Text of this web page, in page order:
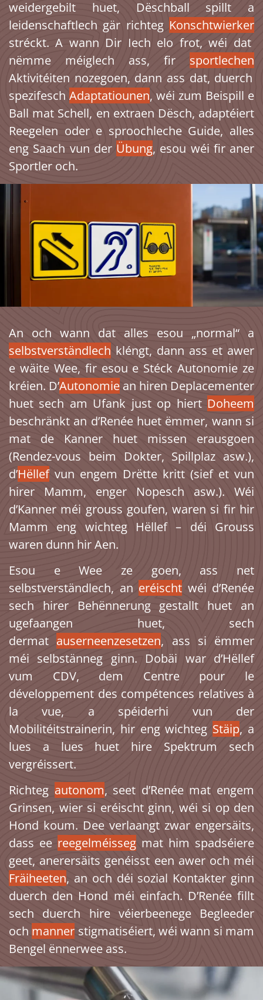
weidergebilt huet, Dëschball spillt a
leidenschaftlech gär richteg Konschtwierker
stréckt. A wann Dir Iech elo frot, wéi dat
nëmme méiglech ass, fir sportlechen
Aktivitéiten nozegoen, dann ass dat, duerch
spezifesch Adaptatiounen, wéi zum Beispill e
Ball mat Schell, en extraen Dësch, adaptéiert
Reegelen oder e sproochleche Guide, alles
eng Saach vun der Übung, esou wéi fir aner
Sportler och.
An och wann dat alles esou „normal“ a
selbstverständlech kléngt, dann ass et awer
e wäite Wee, fir esou e Stéck Autonomie ze
kréien. D’Autonomie an hiren Deplacementer
huet sech am Ufank just op hiert Doheem
beschränkt an d’Renée huet ëmmer, wann si
mat de Kanner huet missen erausgoen
(Rendez-vous beim Dokter, Spillplaz asw.),
d’Hëllefvun engem Drëtte kritt (sief et vun
hirer Mamm, enger Nopesch asw.). Wéi
d’Kanner méi grouss goufen, waren si fir hir
Mamm eng wichteg Hëllef – déi Grouss
waren dunn hir Aen.
Esou e Wee ze goen, ass net
selbstverständlech, an eréischt wéi d’Renée
sech hirer Behënnerung gestallt huet an
ugefaangen huet, sech
dermat auserneenzesetzen, ass si ëmmer
méi selbstänneg ginn. Dobäi war d’Hëllef
vum CDV, dem Centre pour le
développement des compétences relatives à
la vue, a spéiderhi vun der
Mobilitéitstrainerin, hir eng wichteg Stäip, a
lues a lues huet hire Spektrum sech
vergréissert.
Richteg autonom, seet d’Renée mat engem
Grinsen, wier si eréischt ginn, wéi si op den
Hond koum. Dee verlaangt zwar engersäits,
dass ee reegelméisseg mat him spadséiere
geet, anerersäits genéisst een awer och méi
Fräiheeten, an och déi sozial Kontakter ginn
duerch den Hond méi einfach. D’Renée fillt
sech duerch hire véierbeenege Begleeder
och manner stigmatiséiert, wéi wann si mam
Bengel ënnerwee ass.